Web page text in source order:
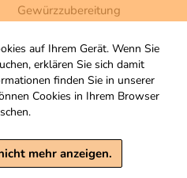
auf Ihrem Gerät. Wenn Sie
erklären Sie sich damit
finden Sie in unserer
Cookies in Ihrem Browser
mehr anzeigen.
Gewürzzubereitung
4,00 €
inkl. MwSt, zzgl. Versand
Grundpreis 1 KG: 40,00 €
Warenkorb